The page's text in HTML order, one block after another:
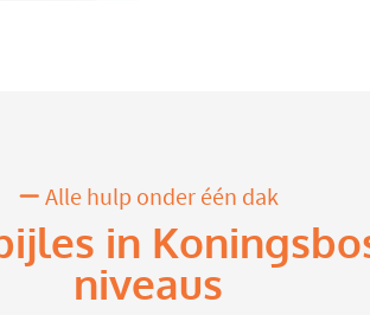
Alle hulp onder één dak
in
niveaus